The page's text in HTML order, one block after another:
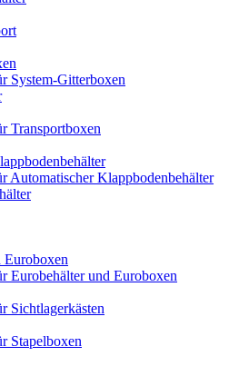
System-Gitterboxen
Transportboxen
Automatischer Klappbodenbehälter
Euroboxen
Eurobehälter und Euroboxen
Sichtlagerkästen
Stapelboxen